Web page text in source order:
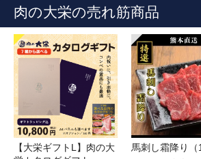
肉の大栄の売れ筋商品
【大栄ギフトL】肉の大
馬刺し霜降り（